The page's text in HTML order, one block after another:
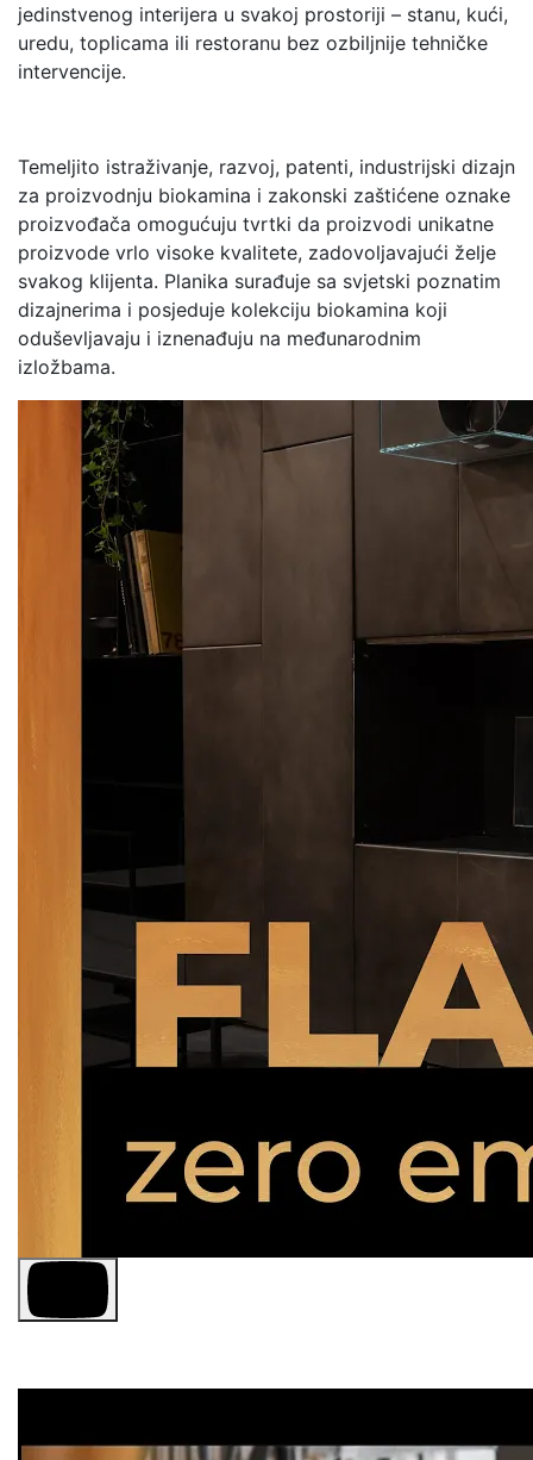
jedinstvenog interijera u svakoj prostoriji – stanu, kući,
uredu, toplicama ili restoranu bez ozbiljnije tehničke
intervencije.
Temeljito istraživanje, razvoj, patenti, industrijski dizajn
za proizvodnju biokamina i zakonski zaštićene oznake
proizvođača omogućuju tvrtki da proizvodi unikatne
proizvode vrlo visoke kvalitete, zadovoljavajući želje
svakog klijenta. Planika surađuje sa svjetski poznatim
dizajnerima i posjeduje kolekciju biokamina koji
oduševljavaju i iznenađuju na međunarodnim
izložbama.